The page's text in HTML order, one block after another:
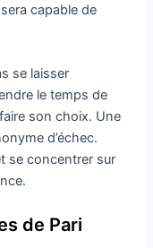
capable de
se laisser
le temps de
son choix. Une
d’échec.
se concentrer sur
de Pari